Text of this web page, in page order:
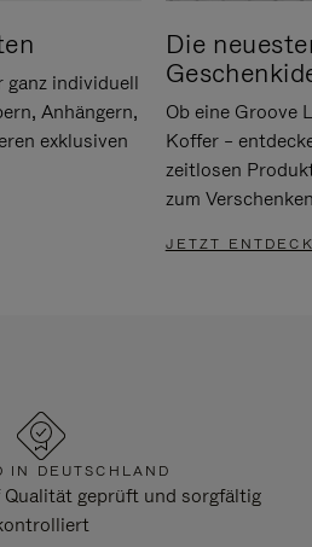
ganz individuell
Anhängern,
exklusiven
Die
Ob eine Groove
Koffer –
zeitlosen
zum
JETZT
IN DEUTSCHLAND
geprüft und sorgfältig